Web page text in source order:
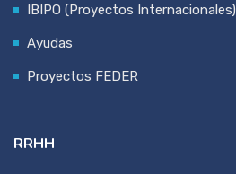
IBIPO (Proyectos Internacionales)
Ayudas
Proyectos FEDER
RRHH